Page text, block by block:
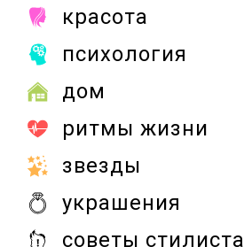
красота
психология
дом
ритмы жизни
звезды
украшения
советы стилиста